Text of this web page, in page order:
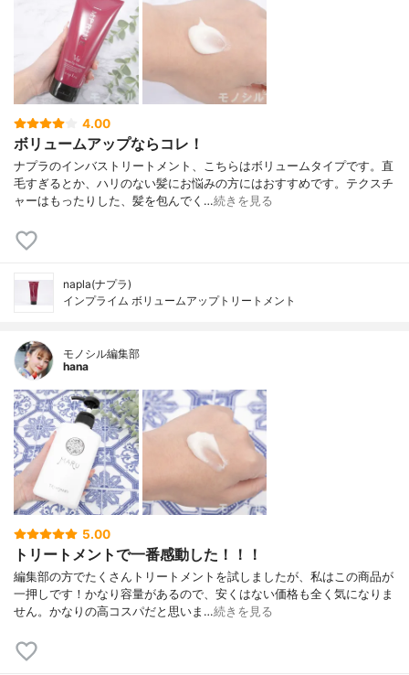
4.00
ボリュームアップならコレ！
ナプラのインバストリートメント、こちらはボリュームタイプです。直
毛すぎるとか、ハリのない髪にお悩みの方にはおすすめです。テクスチ
ャーはもったりした、髪を包んでく…続きを見る
napla(ナプラ)
インプライム ボリュームアップトリートメント
モノシル編集部
hana
5.00
トリートメントで一番感動した！！！
編集部の方でたくさんトリートメントを試しましたが、私はこの商品が
一押しです！かなり容量があるので、安くはない価格も全く気になりま
せん。かなりの高コスパだと思いま…続きを見る